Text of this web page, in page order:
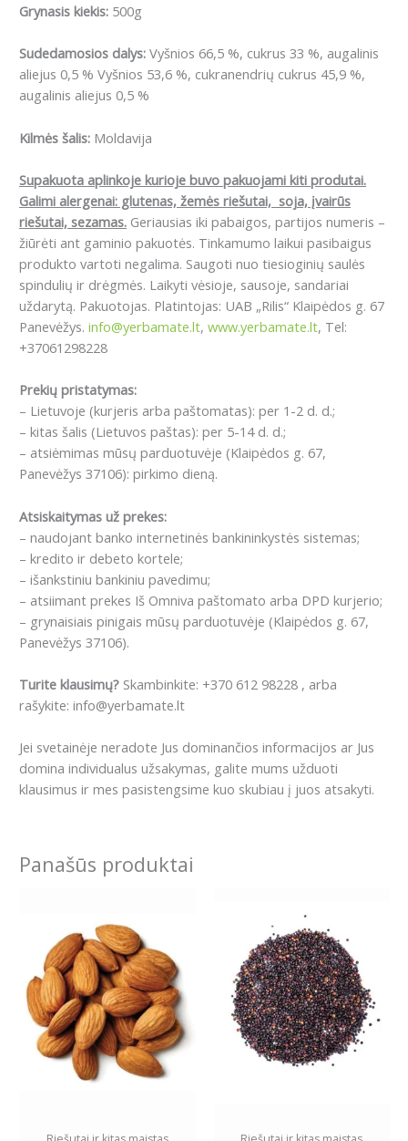
Grynasis kiekis: 500g
Sudedamosios dalys: Vyšnios 66,5 %, cukrus 33 %, augalinis
aliejus 0,5 % Vyšnios 53,6 %, cukranendrių cukrus 45,9 %,
augalinis aliejus 0,5 %
Kilmės šalis: Moldavija
Supakuota aplinkoje kurioje buvo pakuojami kiti produtai.
Galimi alergenai: glutenas, žemės riešutai, soja, įvairūs
riešutai, sezamas. Geriausias iki pabaigos, partijos numeris –
žiūrėti ant gaminio pakuotės. Tinkamumo laikui pasibaigus
produkto vartoti negalima. Saugoti nuo tiesioginių saulės
spindulių ir drėgmės. Laikyti vėsioje, sausoje, sandariai
uždarytą. Pakuotojas. Platintojas: UAB „Rilis“ Klaipėdos g. 67
Panevėžys. info@yerbamate.lt, www.yerbamate.lt, Tel:
+37061298228
Prekių pristatymas:
– Lietuvoje (kurjeris arba paštomatas): per 1-2 d. d.;
– kitas šalis (Lietuvos paštas): per 5-14 d. d.;
– atsiėmimas mūsų parduotuvėje (Klaipėdos g. 67,
Panevėžys 37106): pirkimo dieną.
Atsiskaitymas už prekes:
– naudojant banko internetinės bankininkystės sistemas;
– kredito ir debeto kortele;
– išankstiniu bankiniu pavedimu;
– atsiimant prekes Iš Omniva paštomato arba DPD kurjerio;
– grynaisiais pinigais mūsų parduotuvėje (Klaipėdos g. 67,
Panevėžys 37106).
Turite klausimų? Skambinkite: +370 612 98228 , arba
rašykite: info@yerbamate.lt
Jei svetainėje neradote Jus dominančios informacijos ar Jus
domina individualus užsakymas, galite mums užduoti
klausimus ir mes pasistengsime kuo skubiau į juos atsakyti.
Panašūs produktai
11.99€
has
multiple
variants.
The
options
may
be